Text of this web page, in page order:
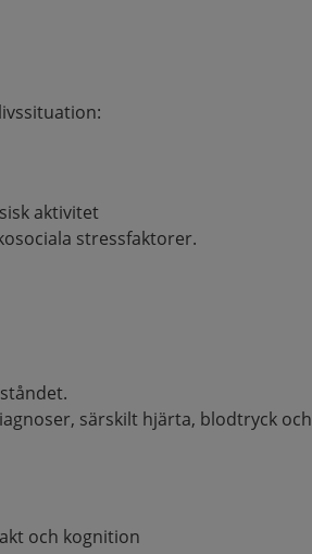
aktivitet
stressfaktorer.
särskilt hjärta, blodtryck och
och kognition